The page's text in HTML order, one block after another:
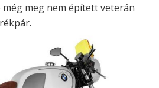
meg nem épített veterán